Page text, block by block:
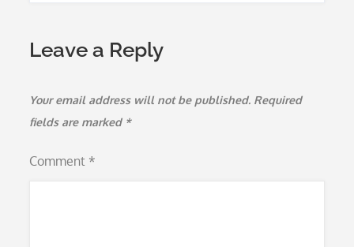
Leave a Reply
Your email address will not be published. Required
fields are marked *
Comment *